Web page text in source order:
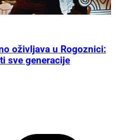
oživljava u Rogoznici:
sve generacije